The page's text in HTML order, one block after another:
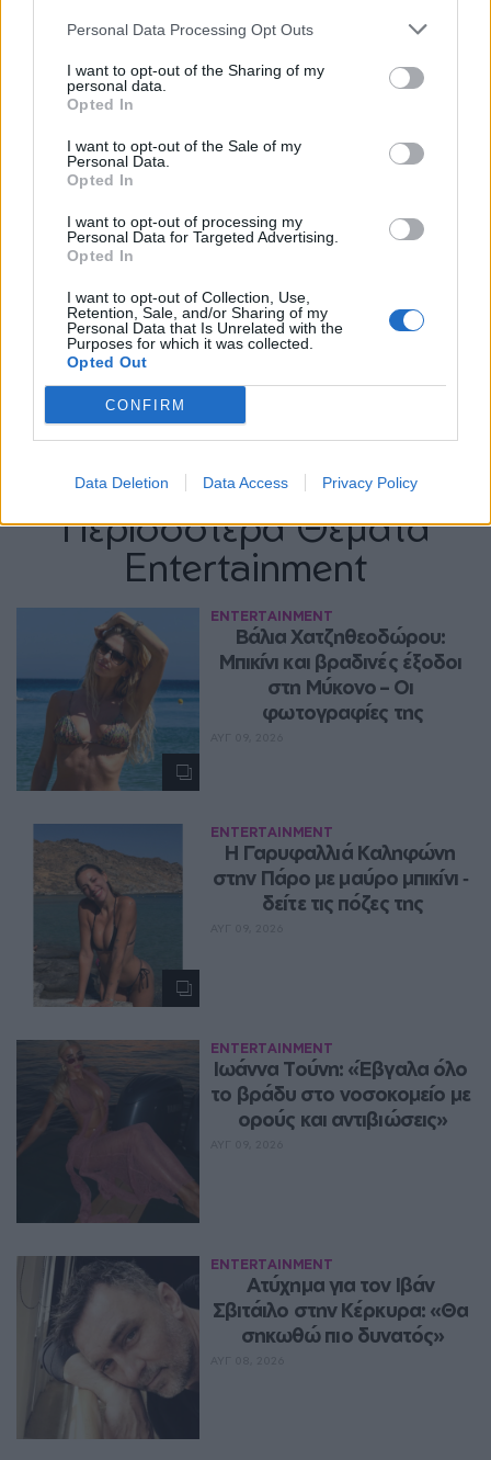
Personal Data Processing Opt Outs
I want to opt-out of the Sharing of my
personal data.
Opted In
I want to opt-out of the Sale of my
Personal Data.
Opted In
I want to opt-out of processing my
Personal Data for Targeted Advertising.
Opted In
I want to opt-out of Collection, Use,
Retention, Sale, and/or Sharing of my
Personal Data that Is Unrelated with the
Purposes for which it was collected.
Opted Out
CONFIRM
Data Deletion Data Access Privacy Policy
Περισσότερα Θέματα
Entertainment
ENTERTAINMENT
Βάλια Χατζηθεοδώρου:
Μπικίνι και βραδινές έξοδοι
στη Μύκονο – Οι
φωτογραφίες της
ENTERTAINMENT
Η Γαρυφαλλιά Καληφώνη
στην Πάρο με μαύρο μπικίνι ‑
δείτε τις πόζες της
ENTERTAINMENT
Ιωάννα Τούνη: «Έβγαλα όλο
το βράδυ στο νοσοκομείο με
ορούς και αντιβιώσεις»
ENTERTAINMENT
Ατύχημα για τον Ιβάν
Σβιτάιλο στην Κέρκυρα: «Θα
σηκωθώ πιο δυνατός»